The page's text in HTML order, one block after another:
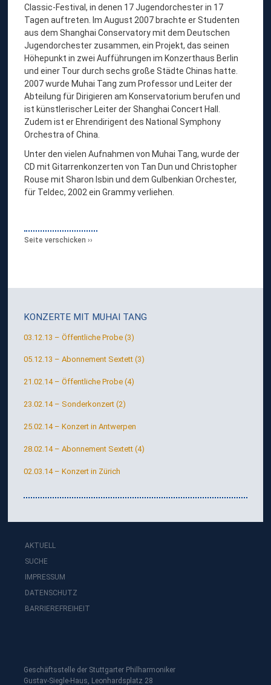
Classic-Festival, in denen 17 Jugendorchester in 17
Tagen auftreten. Im August 2007 brachte er Studenten
aus dem Shanghai Conservatory mit dem Deutschen
Jugendorchester zusammen, ein Projekt, das seinen
Höhepunkt in zwei Aufführungen im Konzerthaus Berlin
und einer Tour durch sechs große Städte Chinas hatte.
2007 wurde Muhai Tang zum Professor und Leiter der
Abteilung für Dirigieren am Konservatorium berufen und
ist künstlerischer Leiter der Shanghai Concert Hall.
Zudem ist er Ehrendirigent des National Symphony
Orchestra of China.
Unter den vielen Aufnahmen von Muhai Tang, wurde der
CD mit Gitarrenkonzerten von Tan Dun und Christopher
Rouse mit Sharon Isbin und dem Gulbenkian Orchester,
für Teldec, 2002 ein Grammy verliehen.
KONZERTE MIT MUHAI TANG
03.12.13 – Öffentliche Probe (3)
05.12.13 – Abonnement Sextett (3)
21.02.14 – Öffentliche Probe (4)
23.02.14 – Sonderkonzert (2)
25.02.14 – Konzert in Antwerpen
28.02.14 – Abonnement Sextett (4)
02.03.14 – Konzert in Zürich
Seite verschicken
AKTUELL
SUCHE
IMPRESSUM
DATENSCHUTZ
BARRIEREFREIHEIT
Geschäftsstelle der Stuttgarter Philharmoniker
Gustav-Siegle-Haus, Leonhardsplatz 28